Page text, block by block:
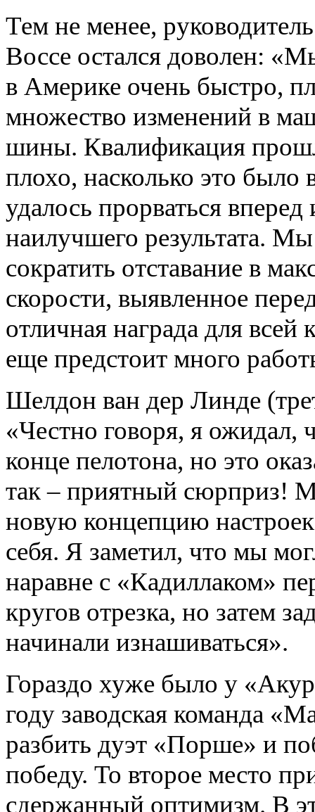
Тем не менее,
Воссе остался доволен:
в Америке очень быстро,
множество изменений в
шины. Квалификация
плохо, насколько это
удалось прорваться вперед
наилучшего результата.
сократить отставание в
скорости, выявленное
отличная награда для
еще предстоит много
Шелдон ван дер Линде
«Честно говоря, я ожидал,
конце пелотона, но это
так – приятный сюрприз!
новую концепцию
себя. Я заметил, что мы
наравне с «Кадиллаком»
кругов отрезка, но затем
начинали изнашиваться».
Гораздо хуже было у
году заводская команда
разбить дуэт «Порше» и
победу. То второе место
сдержанный оптимизм. В